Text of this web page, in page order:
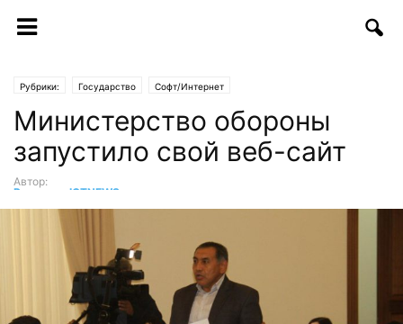
Рубрики: Государство Софт/Интернет
Министерство обороны
запустило свой веб-сайт
Автор:
Редакция ICTNEWS